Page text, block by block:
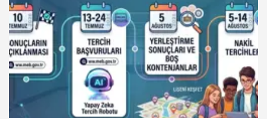
işlemleri ne zaman başlayacak, lise yerleştirmeleri hangi
tarihte yapılacak? İşte merak edilen tüm detaylar.
30.06.2026 Gündem